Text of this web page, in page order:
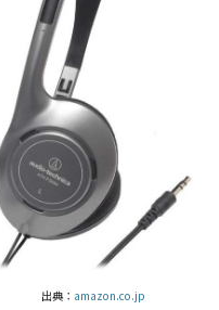
出典： amazon.co.jp